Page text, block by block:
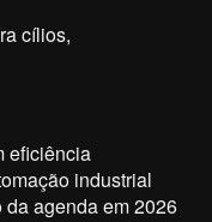
cílios,
eficiência
industrial
da agenda em 2026